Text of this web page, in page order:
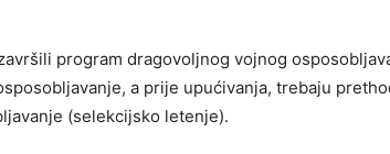
program dragovoljnog vojnog
a prije upućivanja, trebaju
(selekcijsko letenje).